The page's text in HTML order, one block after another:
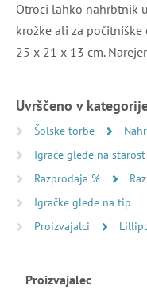
Otroci lahko nahrbtnik
krožke ali za
25 x 21 x 13 cm.
Uvrščeno v
Šolske torbe
Igrače glede na starost
Razprodaja %
Igračke glede na tip
Proizvajalci
Proizvajalec